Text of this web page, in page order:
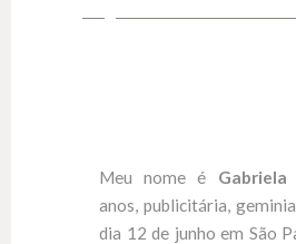
Meu nome é Gabriela
anos, publicitária,
dia 12 de junho em São